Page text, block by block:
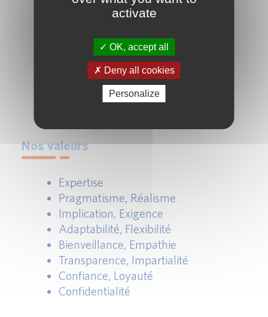
étrangers, agréés par leur autorité
locale, qui souhaitent exercer en
France pour obtenir un « passeport
européen ».
Nos valeurs
Expertise
Pragmatisme, Réalisme
Implication, Exigence
Adaptabilité, Flexibilité
Bienveillance, Empathie
Transparence, Impartialité
Confiance, Loyauté
Confidentialité
activate
OK, accept all
Deny all cookies
Personalize